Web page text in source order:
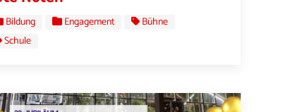
Bildung Engagement
Bühne
Schule